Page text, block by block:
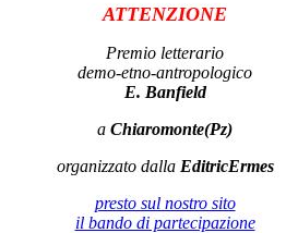
ATTENZIONE
Premio letterario
demo-etno-antropologico
E. Banfield
a Chiaromonte(Pz)
organizzato dalla EditricErmes
presto sul nostro sito
il bando di partecipazione